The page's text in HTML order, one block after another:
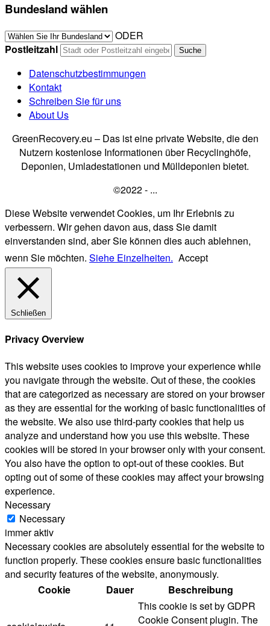
Bundesland wählen
ODER
Postleitzahl
Datenschutzbestimmungen
Kontakt
Schreiben Sie für uns
About Us
GreenRecovery.eu – Das ist eine private Website, die den
Nutzern kostenlose Informationen über Recyclinghöfe,
Deponien, Umladestationen und Mülldeponien bietet.
©2022 - ...
Diese Website verwendet Cookies, um Ihr Erlebnis zu
verbessern. Wir gehen davon aus, dass Sie damit
einverstanden sind, aber Sie können dies auch ablehnen,
wenn Sie möchten. Siehe Einzelheiten. Accept
Schließen
Privacy Overview
This website uses cookies to improve your experience while
you navigate through the website. Out of these, the cookies
that are categorized as necessary are stored on your browser
as they are essential for the working of basic functionalities of
the website. We also use third-party cookies that help us
analyze and understand how you use this website. These
cookies will be stored in your browser only with your consent.
You also have the option to opt-out of these cookies. But
opting out of some of these cookies may affect your browsing
experience.
Necessary
Necessary
immer aktiv
Necessary cookies are absolutely essential for the website to
function properly. These cookies ensure basic functionalities
and security features of the website, anonymously.
Cookie
Dauer Beschreibung
This cookie is set by GDPR
Cookie Consent plugin. The